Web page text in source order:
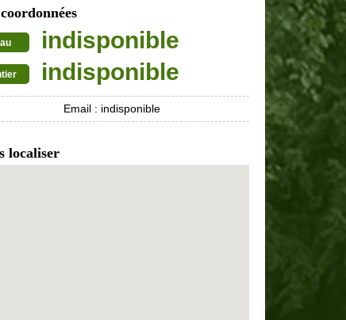
indisponible
indisponible
Email : indisponible
localiser